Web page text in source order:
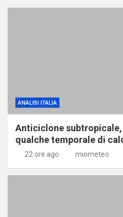
ANALISI ITALIA
Anticiclone
qualche temporale di
22 ore ago miometeo